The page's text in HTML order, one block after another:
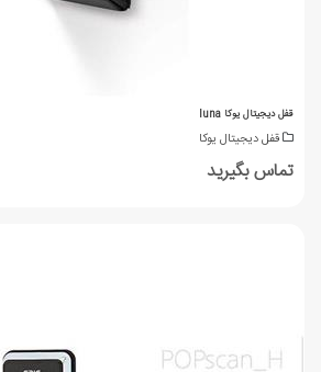
قفل دیجیتال یوکا luna
قفل دیجیتال یوکا
تماس بگیرید